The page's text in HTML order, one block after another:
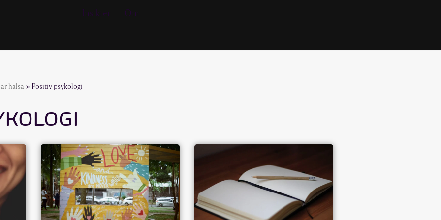
Insikter Om
hälsa » Positiv psykologi